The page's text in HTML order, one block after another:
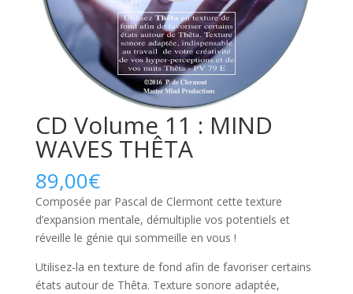
CD Volume 11 : MIND
WAVES THÊTA
89,00€
Composée par Pascal de Clermont cette texture
d’expansion mentale, démultiplie vos potentiels et
réveille le génie qui sommeille en vous !
Utilisez-la en texture de fond afin de favoriser certains
états autour de Thêta. Texture sonore adaptée,